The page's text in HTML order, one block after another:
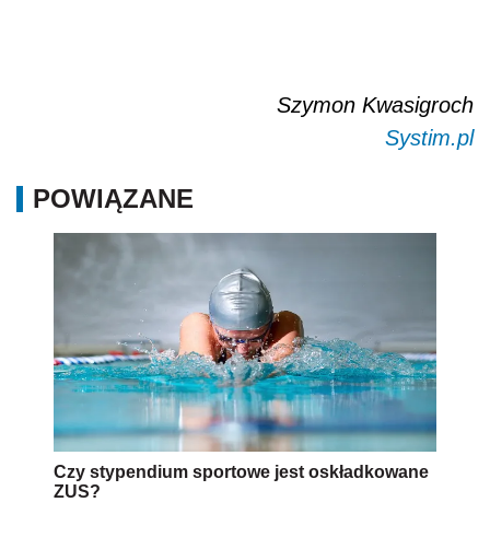
Szymon Kwasigroch
Systim.pl
POWIĄZANE
Czy stypendium sportowe jest oskładkowane
ZUS?